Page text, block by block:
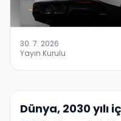
30. 7. 2026
Yayın Kurulu
Dünya, 2030